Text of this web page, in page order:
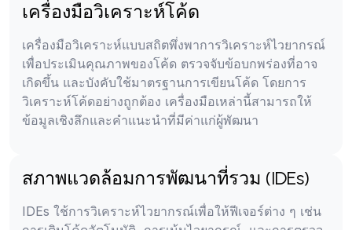
เครื่องมือวิเคราะห์โค้ด
เครื่องมือวิเคราะห์แบบสถิตพึ่งพาการวิเคราะห์ไวยากรณ์
เพื่อประเมินคุณภาพของโค้ด ตรวจจับข้อบกพร่องที่อาจ
เกิดขึ้น และบังคับใช้มาตรฐานการเขียนโค้ด โดยการ
วิเคราะห์โค้ดอย่างถูกต้อง เครื่องมือเหล่านี้สามารถให้
ข้อมูลเชิงลึกและคำแนะนำที่มีค่าแก่ผู้พัฒนา
สภาพแวดล้อมการพัฒนาที่รวม (IDEs)
IDEs ใช้การวิเคราะห์ไวยากรณ์เพื่อให้ฟีเจอร์ต่าง ๆ เช่น